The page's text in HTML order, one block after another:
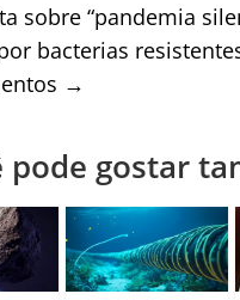
sobre “pandemia
bacterias
→
pode gostar